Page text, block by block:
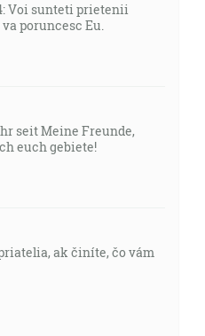
Voi sunteti prietenii
poruncesc Eu.
seit Meine Freunde,
euch gebiete!
ak činíte, čo vám